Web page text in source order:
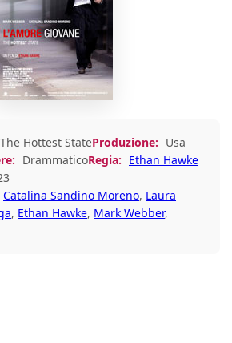
The Hottest StateProduzione: Usa
DrammaticoRegia: Ethan Hawke
Catalina Sandino Moreno, Laura
, Ethan Hawke, Mark Webber,